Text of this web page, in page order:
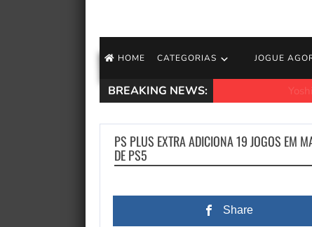
HOME CATEGORIAS JOGUE
BREAKING NEWS: Yoshi e o livro
PS PLUS EXTRA ADICIONA 19 JOGOS EM
DE PS5
Share